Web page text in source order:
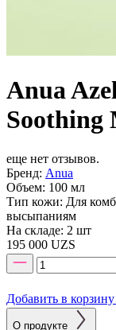
Anua
Soothing
еще нет отзывов.
Бренд: Anua
Объем: 100 мл
Тип кожи: Для
высыпаниям
На складе: 2 шт
195 000 UZS
Добавить в корзину
О продукте